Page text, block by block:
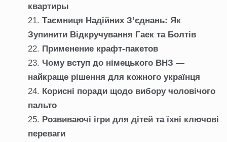
квартиры
Таємниця Надійних З’єднань: Як
Зупинити Відкручування Гаек та Болтів
Применение крафт-пакетов
Чому вступ до німецького ВНЗ —
найкраще рішення для кожного українця
Корисні поради щодо вибору чоловічого
пальто
Розвиваючі ігри для дітей та їхні ключові
переваги